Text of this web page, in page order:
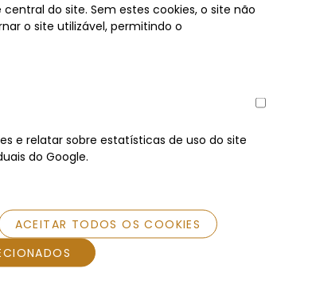
do site. Sem estes cookies, o site não
o site utilizável, permitindo o
e relatar sobre estatísticas de uso do site
do Google.
ACEITAR TODOS OS COOKIES
Legal
RGPD
RAL E RLL
Política de Cookies
Fale Connosco
+351 938 524 202